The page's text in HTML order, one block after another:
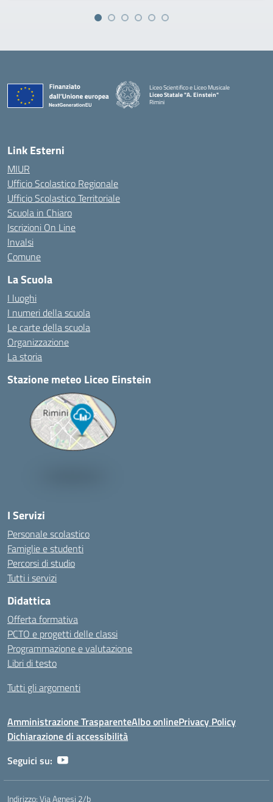
Liceo Scientifico e Liceo Musicale
Liceo Statale "A. Einstein"
Rimini
Link Esterni
MIUR
Ufficio Scolastico Regionale
Ufficio Scolastico Territoriale
Scuola in Chiaro
Iscrizioni On Line
Invalsi
Comune
La Scuola
I luoghi
I numeri della scuola
Le carte della scuola
Organizzazione
La storia
Stazione meteo Liceo Einstein
I Servizi
Personale scolastico
Famiglie e studenti
Percorsi di studio
Tutti i servizi
Didattica
Offerta formativa
PCTO e progetti delle classi
Programmazione e valutazione
Libri di testo
Tutti gli argomenti
Amministrazione TrasparenteAlbo onlinePrivacy Policy
Dichiarazione di accessibilità
Seguici su:
Indirizzo:Via Agnesi 2/b